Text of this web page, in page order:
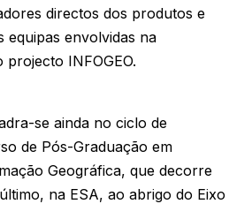
directos dos produtos e
equipas envolvidas na
projecto INFOGEO.
se ainda no ciclo de
de Pós-Graduação em
Geográfica, que decorre
na ESA, ao abrigo do Eixo